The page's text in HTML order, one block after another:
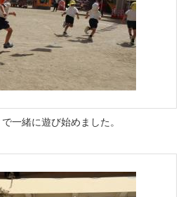
一緒に遊び始めました。